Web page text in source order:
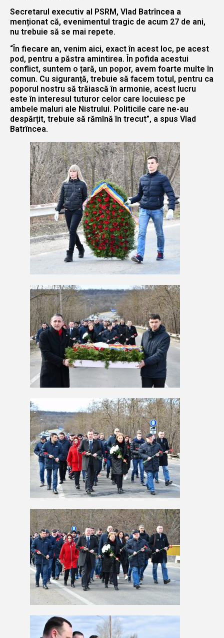
Secretarul executiv al PSRM, Vlad Batrîncea a
menționat că, evenimentul tragic de acum 27 de ani,
nu trebuie să se mai repete.
“În fiecare an, venim aici, exact în acest loc, pe acest
pod, pentru a păstra amintirea. În pofida acestui
conflict, suntem o țară, un popor, avem foarte multe în
comun. Cu siguranță, trebuie să facem totul, pentru ca
poporul nostru să trăiască în armonie, acest lucru
este în interesul tuturor celor care locuiesc pe
ambele maluri ale Nistrului. Politicile care ne-au
despărțit, trebuie să rămînă în trecut”, a spus Vlad
Batrîncea.